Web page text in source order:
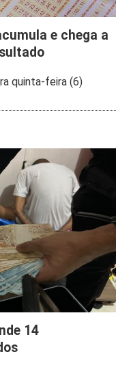
e chega a
quinta-feira (6)
14